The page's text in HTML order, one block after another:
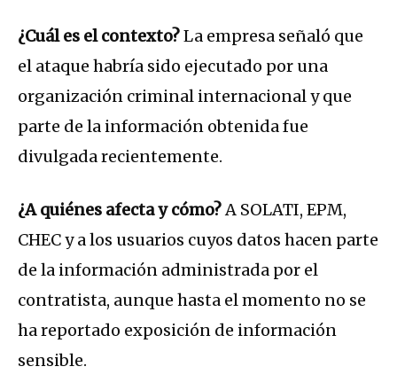
¿Cuál es el contexto?La empresa señaló que
el ataque habría sido ejecutado por una
organización criminal internacional y que
parte de la información obtenida fue
divulgada recientemente.
¿A quiénes afecta y cómo?A SOLATI, EPM,
CHEC y a los usuarios cuyos datos hacen parte
de la información administrada por el
contratista, aunque hasta el momento no se
ha reportado exposición de información
sensible.